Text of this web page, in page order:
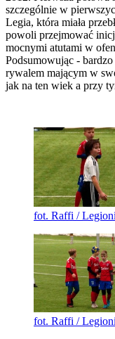
szczególnie w
Legia, która miała
powoli przejmować
mocnymi atutami w
Podsumowując -
rywalem mającym w
jak na ten wiek a przy
fot. Raffi /
fot. Raffi /